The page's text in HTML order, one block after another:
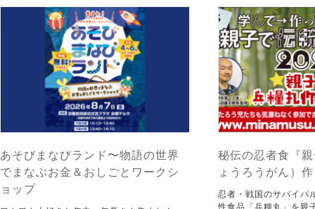
あそびまなびランド〜物語の世界
でまなぶお金＆おしごとワークシ
ョップ
秘伝の忍者食『
ょうろうがん）
忍者・戦国のサバイバ
性食品「兵糧丸」を親